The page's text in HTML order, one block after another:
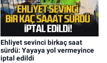
Ehliyet sevinci birkaç saat
sürdü: Yayaya yol vermeyince
iptal edildi